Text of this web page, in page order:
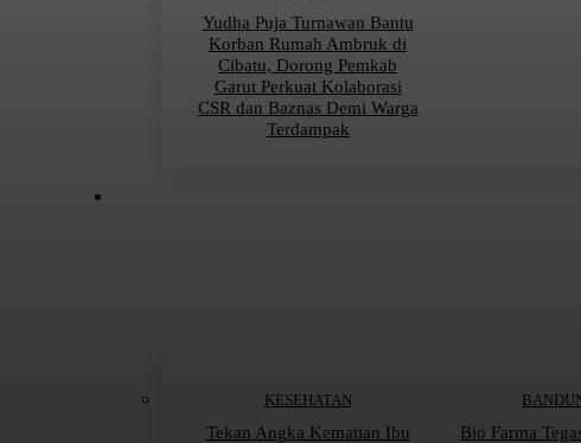
Yudha Puja Turnawan Bantu
Korban Rumah Ambruk di
Cibatu, Dorong Pemkab
Garut Perkuat Kolaborasi
CSR dan Baznas Demi Warga
Terdampak
KESEHATAN
Tekan Angka Kematian Ibu
Bio Farma